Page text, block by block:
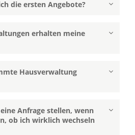
die ersten Angebote?
erhalten meine
Hausverwaltung
Anfrage stellen, wenn
ob ich wirklich wechseln